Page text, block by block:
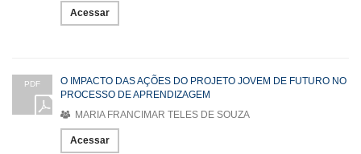
Acessar
PDF
O IMPACTO DAS AÇÕES DO PROJETO JOVEM DE FUTURO NO
PROCESSO DE APRENDIZAGEM
MARIA FRANCIMAR TELES DE SOUZA
Acessar